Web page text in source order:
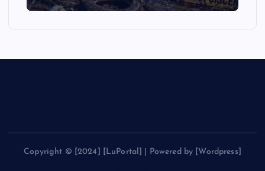
Copyright © [2024] [LuPortal] | Powered by [Wordpress]